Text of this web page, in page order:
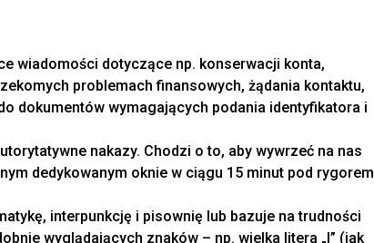
wiadomości dotyczące np. konserwacji konta,
problemach finansowych, żądania kontaktu,
dokumentów wymagających podania identyfikatora i
nakazy. Chodzi o to, aby wywrzeć na nas
dedykowanym oknie w ciągu 15 minut pod rygorem
interpunkcję i pisownię lub bazuje na trudności
wyglądających znaków – np. wielka litera „I” (jak